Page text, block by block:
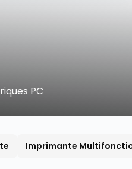
PC
Imprimante